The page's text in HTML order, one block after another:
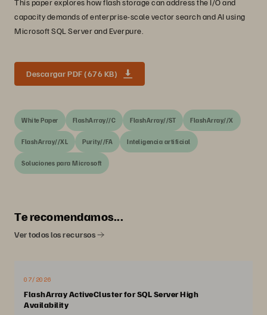
This paper explores how flash storage can address the I/O and
capacity demands of enterprise-scale vector search and AI using
Microsoft SQL Server and Everpure.
Descargar PDF (676 KB)
White Paper FlashArray//C FlashArray//ST FlashArray//X
FlashArray//XL Purity//FA Inteligencia artificial
Soluciones para Microsoft
Te recomendamos...
Ver todos los recursos
07/2026
FlashArray ActiveCluster for SQL Server High
Availability